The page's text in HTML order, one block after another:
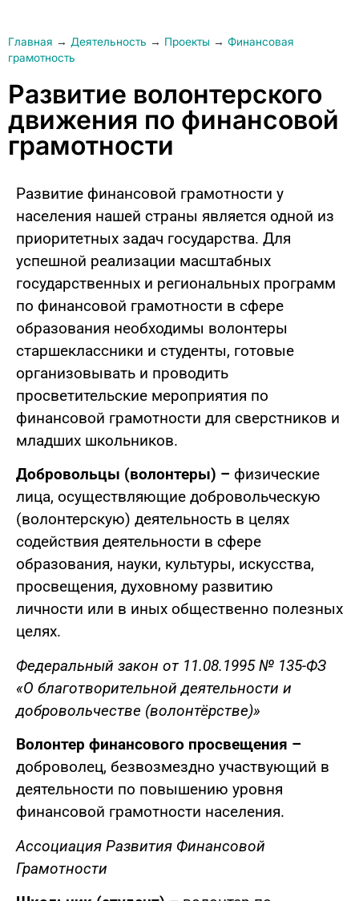
Главная → Деятельность → Проекты → Финансовая
грамотность
Развитие волонтерского
движения по финансовой
грамотности
Развитие финансовой грамотности у
населения нашей страны является одной из
приоритетных задач государства. Для
успешной реализации масштабных
государственных и региональных программ
по финансовой грамотности в сфере
образования необходимы волонтеры
старшеклассники и студенты, готовые
организовывать и проводить
просветительские мероприятия по
финансовой грамотности для сверстников и
младших школьников.
Добровольцы (волонтеры) – физические
лица, осуществляющие добровольческую
(волонтерскую) деятельность в целях
содействия деятельности в сфере
образования, науки, культуры, искусства,
просвещения, духовному развитию
личности или в иных общественно полезных
целях.
Федеральный закон от 11.08.1995 № 135-ФЗ
«О благотворительной деятельности и
добровольчестве (волонтёрстве)»
Волонтер финансового просвещения –
доброволец, безвозмездно участвующий в
деятельности по повышению уровня
финансовой грамотности населения.
Ассоциация Развития Финансовой
Грамотности